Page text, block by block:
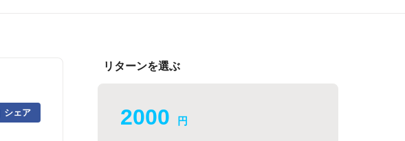
シェア
リターンを選ぶ
2000 円